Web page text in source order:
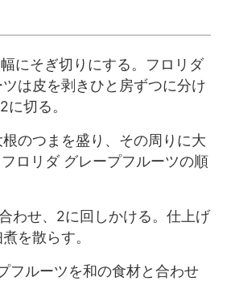
にそぎ切りにする。フロリダ
は皮を剥きひと房ずつに分け
に切る。
根のつまを盛り、その周りに大
ロリダ グレープフルーツの順
わせ、2に回しかける。仕上げ
を散らす。
フルーツを和の食材と合わせ